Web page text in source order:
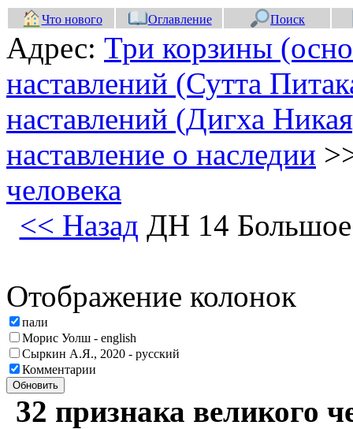
Что нового Оглавление Поиск
Адрес: Три корзины
наставлений (Сутта
наставлений (Дигха
наставление о наследии
человека
<< Назад ДН 14 Большое
Отображение колонок
пали
Морис Уолш - english
Сыркин А.Я., 2020 - русский
Комментарии
Обновить
32 признака великого